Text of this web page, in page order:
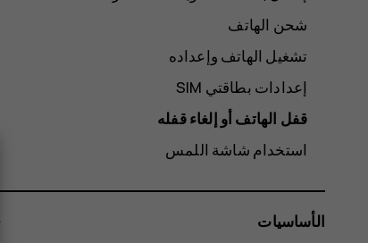
شحن الهاتف
تشغيل الهاتف وإعداده
إعدادات بطاقتي SIM
قفل الهاتف أو إلغاء قفله
استخدام شاشة اللمس
الأساسيات